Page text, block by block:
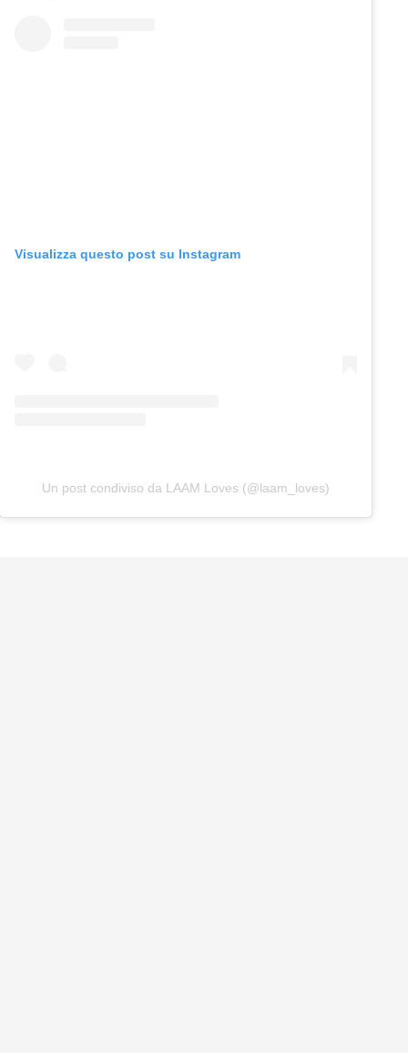
Visualizza questo post su Instagram
Un post condiviso da LAAM Loves (@laam_loves)